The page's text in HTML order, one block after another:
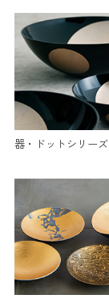
器・ドットシリーズ